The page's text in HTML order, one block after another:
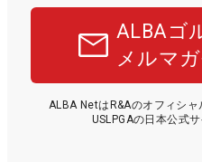
ALBAゴ
メルマ
ALBA NetはR&Aのオフィシ
USLPGAの日本公式